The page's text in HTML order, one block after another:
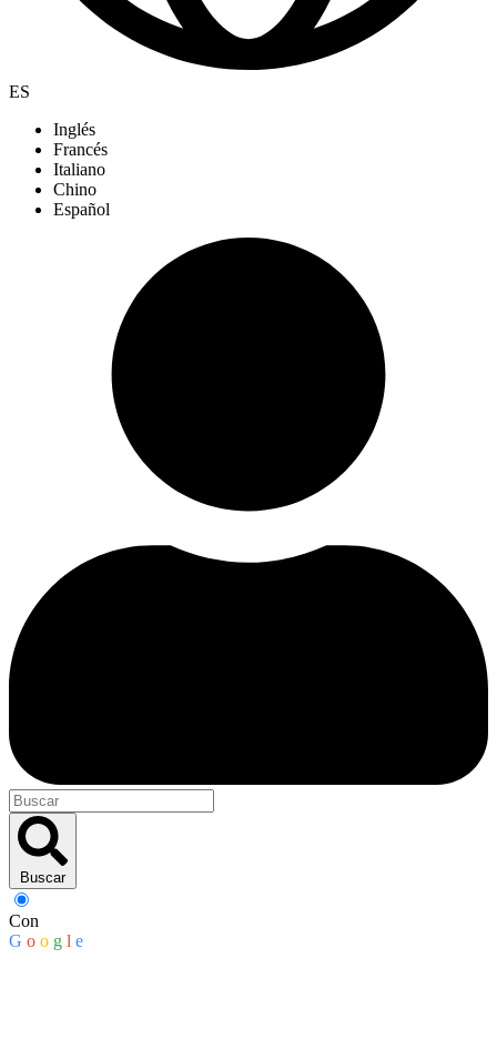
ES
Inglés
Francés
Italiano
Chino
Español
Buscar
Con
G o o g l e